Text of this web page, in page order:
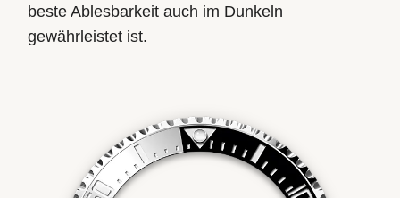
beste Ablesbarkeit auch im Dunkeln
gewährleistet ist.